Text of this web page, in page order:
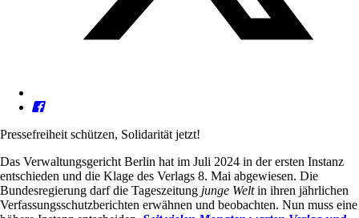
Pressefreiheit schützen, Solidarität jetzt!
Das Verwaltungsgericht Berlin hat im Juli 2024 in der ersten Instanz
entschieden und die Klage des Verlags 8. Mai abgewiesen. Die
Bundesregierung darf die Tageszeitung junge Weltin ihren jährlichen
Verfassungsschutzberichten erwähnen und beobachten. Nun muss eine